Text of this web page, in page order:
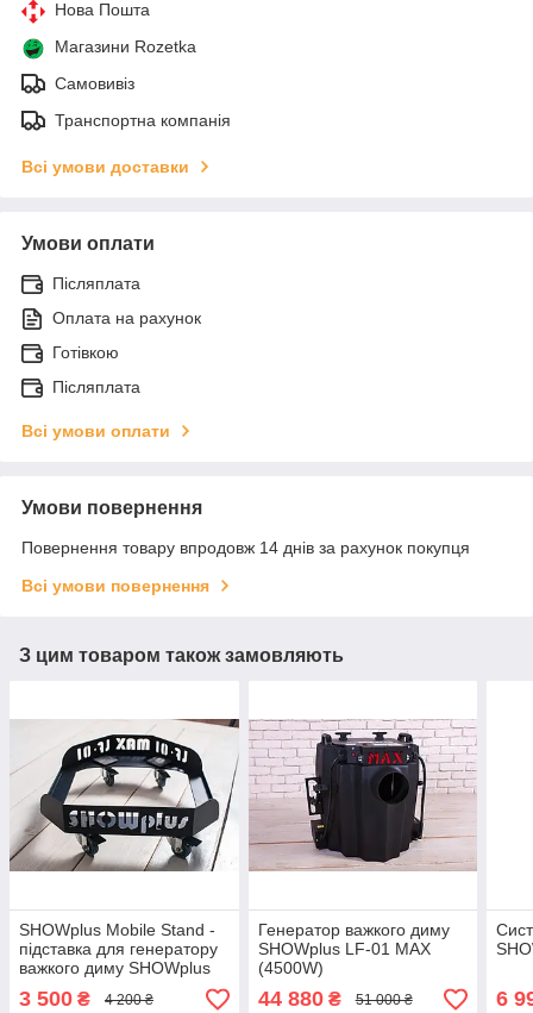
Нова Пошта
Магазини Rozetka
Самовивіз
Транспортна компанія
Всі умови доставки
Умови оплати
Післяплата
Оплата на рахунок
Готівкою
Післяплата
Всі умови оплати
Умови повернення
Повернення товару впродовж 14 днів за рахунок покупця
Всі умови повернення
З цим товаром також замовляють
SHOWplus Mobile Stand -
підставка для генератору
важкого диму SHOWplus
LF-01 MAX
3 500 ₴ 4 200 ₴
Генератор важкого диму
SHOWplus LF-01 MAX
(4500W)
44 880₴ 51 000 ₴ 6